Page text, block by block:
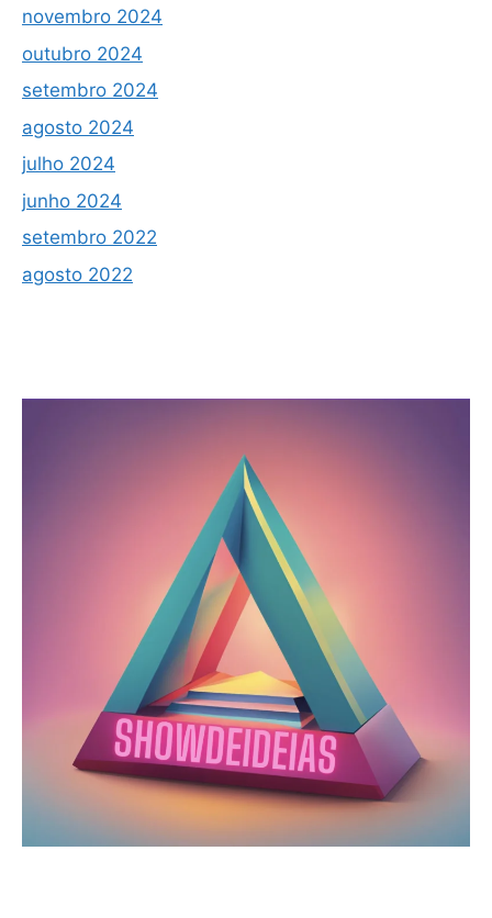
novembro 2024
outubro 2024
setembro 2024
agosto 2024
julho 2024
junho 2024
setembro 2022
agosto 2022